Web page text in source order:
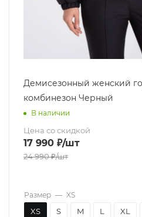
Демисезонный женский
комбинезон Черный
В наличии
Цена со скидкой
17 990 ₽/шт
24 990₽/шт
Размер — XS
XS S M L XL